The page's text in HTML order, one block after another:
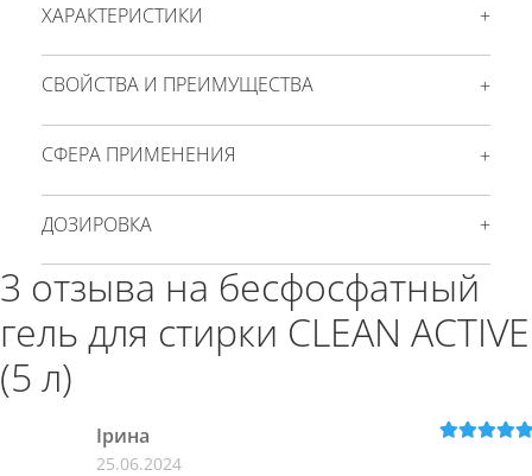
ХАРАКТЕРИСТИКИ
СВОЙСТВА И ПРЕИМУЩЕСТВА
СФЕРА ПРИМЕНЕНИЯ
ДОЗИРОВКА
3 отзыва на бесфосфатный
гель для стирки CLEAN ACTIVE
(5 л)
Ірина
25.06.2024